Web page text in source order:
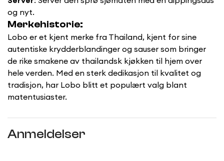
og nyt.
Merkehistorie:
Lobo er et kjent merke fra Thailand, kjent for sine
autentiske krydderblandinger og sauser som bringer
de rike smakene av thailandsk kjøkken til hjem over
hele verden. Med en sterk dedikasjon til kvalitet og
tradisjon, har Lobo blitt et populært valg blant
matentusiaster.
Anmeldelser
No, I'm not